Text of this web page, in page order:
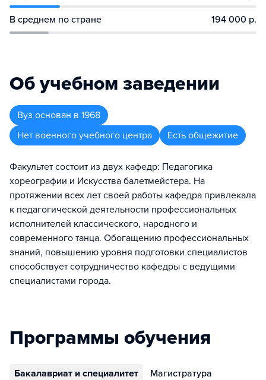
В среднем по стране 194 000 р.
Об учебном заведении
Вуз основан в 1968
Нет военного учебного центра
Есть общежитие
Факультет состоит из двух кафедр: Педагогика
хореографии и Искусства балетмейстера. На
протяжении всех лет своей работы кафедра привлекала
к педагогической деятельности профессиональных
исполнителей классического, народного и
современного танца. Обогащению профессиональных
знаний, повышению уровня подготовки специалистов
способствует сотрудничество кафедры с ведущими
специалистами города.
Программы обучения
Бакалавриат и специалитет Магистратура